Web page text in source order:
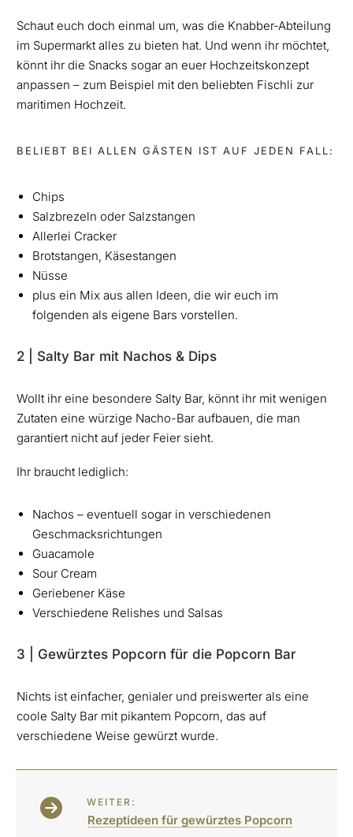
Schaut euch doch einmal um, was die Knabber-Abteilung
im Supermarkt alles zu bieten hat. Und wenn ihr möchtet,
könnt ihr die Snacks sogar an euer Hochzeitskonzept
anpassen – zum Beispiel mit den beliebten Fischli zur
maritimen Hochzeit.
BELIEBT BEI ALLEN GÄSTEN IST AUF JEDEN FALL:
Chips
Salzbrezeln oder Salzstangen
Allerlei Cracker
Brotstangen, Käsestangen
Nüsse
plus ein Mix aus allen Ideen, die wir euch im
folgenden als eigene Bars vorstellen.
2 | Salty Bar mit Nachos & Dips
Wollt ihr eine besondere Salty Bar, könnt ihr mit wenigen
Zutaten eine würzige Nacho-Bar aufbauen, die man
garantiert nicht auf jeder Feier sieht.
Ihr braucht lediglich:
Nachos – eventuell sogar in verschiedenen
Geschmacksrichtungen
Guacamole
Sour Cream
Geriebener Käse
Verschiedene Relishes und Salsas
3 | Gewürztes Popcorn für die Popcorn Bar
Nichts ist einfacher, genialer und preiswerter als eine
coole Salty Bar mit pikantem Popcorn, das auf
verschiedene Weise gewürzt wurde.
WEITER:
Rezeptideen für gewürztes Popcorn